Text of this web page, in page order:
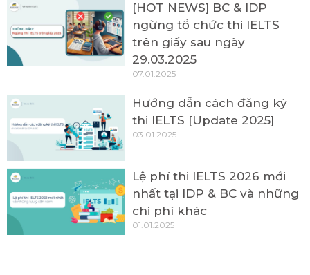
[HOT NEWS] BC & IDP
ngừng tổ chức thi IELTS
trên giấy sau ngày
29.03.2025
07.01.2025
Hướng dẫn cách đăng ký
thi IELTS [Update 2025]
03.01.2025
Lệ phí thi IELTS 2026 mới
nhất tại IDP & BC và những
chi phí khác
01.01.2025